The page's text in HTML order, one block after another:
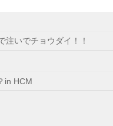
注いでチョウダイ！！
in HCM